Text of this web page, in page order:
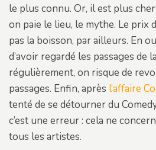
le plus connu. Or, il est plus
on paie le lieu, le mythe. Le prix
pas la boisson, par ailleurs. En
d’avoir regardé les passages de
régulièrement, on risque de
passages. Enfin, après l’affaire
tenté de se détourner du
c’est une erreur : cela ne
tous les artistes.